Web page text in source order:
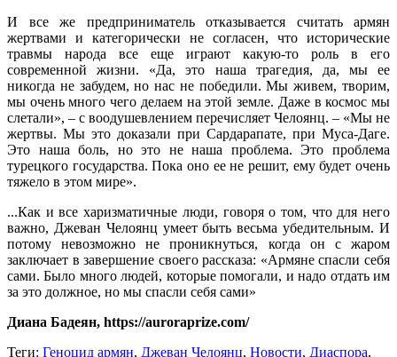
И все же предприниматель отказывается считать армян
жертвами и категорически не согласен, что исторические
травмы народа все еще играют какую-то роль в его
современной жизни. «Да, это наша трагедия, да, мы ее
никогда не забудем, но нас не победили. Мы живем, творим,
мы очень много чего делаем на этой земле. Даже в космос мы
слетали», – с воодушевлением перечисляет Челоянц. – «Мы не
жертвы. Мы это доказали при Сардарапате, при Муса-Даге.
Это наша боль, но это не наша проблема. Это проблема
турецкого государства. Пока оно ее не решит, ему будет очень
тяжело в этом мире».
...Как и все харизматичные люди, говоря о том, что для него
важно, Джеван Челоянц умеет быть весьма убедительным. И
потому невозможно не проникнуться, когда он с жаром
заключает в завершение своего рассказа: «Армяне спасли себя
сами. Было много людей, которые помогали, и надо отдать им
за это должное, но мы спасли себя сами»
Диана Бадеян, https://auroraprize.com/
Теги: Геноцид армян, Джеван Челоянц, Новости, Диаспора,